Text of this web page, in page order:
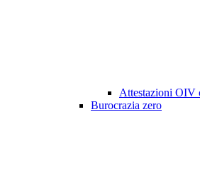
Attestazioni OIV
Burocrazia zero